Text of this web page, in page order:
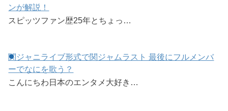
ンが解説！
スピッツファン歴25年とちょっ…
関ジャニライブ形式で関ジャムラスト 最後にフルメンバ
ーでなにを歌う？
こんにちわ日本のエンタメ大好き…